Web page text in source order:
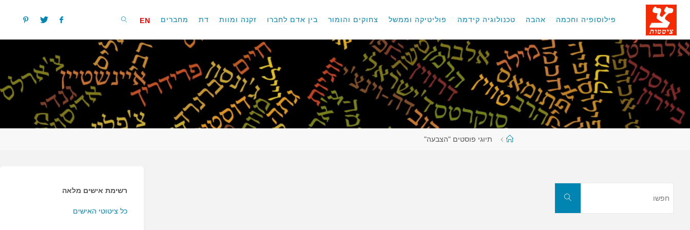
דלגו
פילוסופיה וחכמה אהבה טכנולוגיה קידמה פוליטיקה וממשל צחוקים והומור בין אדם לחברו זקנה ומוות דת מחברים EN
עמודתיוגי פוסטים "הצבעה"
רשימת אישים מלאה
כל ציטוטי האישים
חפשו